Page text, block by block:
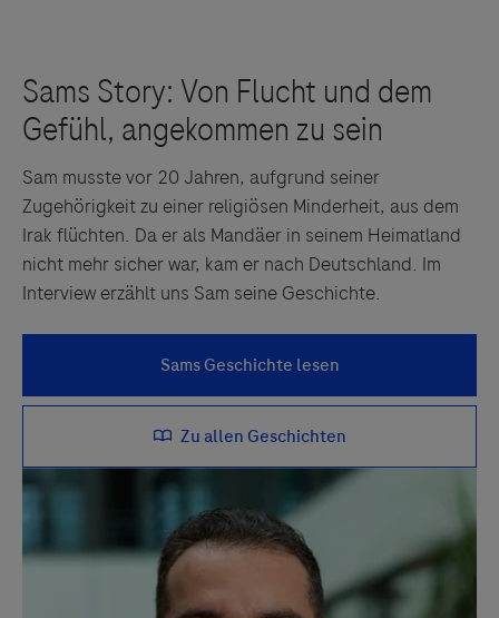
Sam musste vor 20 Jahren, aufgrund seiner
Zugehörigkeit zu einer religiösen Minderheit, aus dem
Irak flüchten. Da er als Mandäer in seinem Heimatland
nicht mehr sicher war, kam er nach Deutschland. Im
Interview erzählt uns Sam seine Geschichte.